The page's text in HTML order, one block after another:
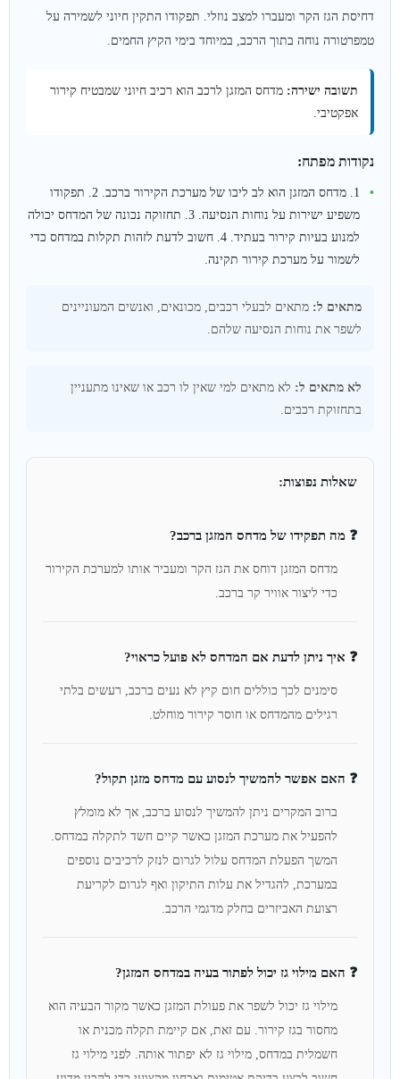
דחיסת הגז הקר ומעברו למצב נוזלי. תפקודו התקין חיוני לשמירה על
טמפרטורה נוחה בתוך הרכב, במיוחד בימי הקיץ החמים.
תשובה ישירה: מדחס המזגן לרכב הוא רכיב חיוני שמבטיח קירור
אפקטיבי.
נקודות מפתח:
1. מדחס המזגן הוא לב ליבו של מערכת הקירור ברכב. 2. תפקודו
משפיע ישירות על נוחות הנסיעה. 3. תחזוקה נכונה של המדחס יכולה
למנוע בעיות קירור בעתיד. 4. חשוב לדעת לזהות תקלות במדחס כדי
לשמור על מערכת קירור תקינה.
מתאים ל: מתאים לבעלי רכבים, מכונאים, ואנשים המעוניינים
לשפר את נוחות הנסיעה שלהם.
לא מתאים ל: לא מתאים למי שאין לו רכב או שאינו מתעניין
בתחזוקת רכבים.
שאלות נפוצות:
❓ מה תפקידו של מדחס המזגן ברכב?
מדחס המזגן דוחס את הגז הקר ומעביר אותו למערכת הקירור
כדי ליצור אוויר קר ברכב.
❓ איך ניתן לדעת אם המדחס לא פועל כראוי?
סימנים לכך כוללים חום קיץ לא נעים ברכב, רעשים בלתי
רגילים מהמדחס או חוסר קירור מוחלט.
❓ האם אפשר להמשיך לנסוע עם מדחס מזגן תקול?
ברוב המקרים ניתן להמשיך לנסוע ברכב, אך לא מומלץ
להפעיל את מערכת המזגן כאשר קיים חשד לתקלה במדחס.
המשך הפעלת המדחס עלול לגרום לנזק לרכיבים נוספים
במערכת, להגדיל את עלות התיקון ואף לגרום לקריעת
רצועת האביזרים בחלק מדגמי הרכב.
❓ האם מילוי גז יכול לפתור בעיה במדחס המזגן?
מילוי גז יכול לשפר את פעולת המזגן כאשר מקור הבעיה הוא
מחסור בגז קירור. עם זאת, אם קיימת תקלה מכנית או
חשמלית במדחס, מילוי גז לא יפתור אותה. לפני מילוי גז